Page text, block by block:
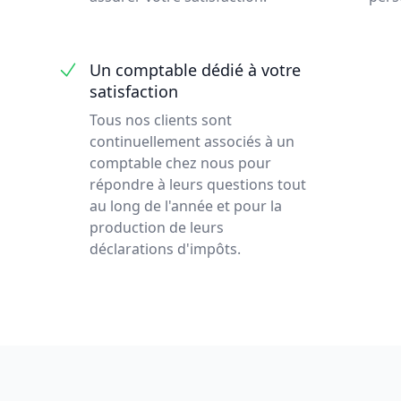
Un comptable dédié à votre
satisfaction
Tous nos clients sont
continuellement associés à un
comptable chez nous pour
répondre à leurs questions tout
au long de l'année et pour la
production de leurs
déclarations d'impôts.